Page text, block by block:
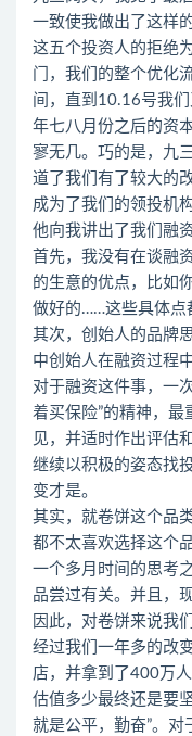
一致使我做出了这样
这五个投资人的拒绝
门，我们的整个优化
间，直到10.16号我
年七八月份之后的资
寥无几。巧的是，九
道了我们有了较大的
成为了我们的领投机
他向我讲出了我们融
首先，我没有在谈融
的生意的优点，比如
做好的……这些具体点
其次，创始人的品牌
中创始人在融资过程
对于融资这件事，一
着买保险”的精神，
见，并适时作出评估
继续以积极的姿态找
变才是。
其实，就卷饼这个品
都不太喜欢选择这个
一个多月时间的思考
品尝过有关。并且，
因此，对卷饼来说我
经过我们一年多的改
店，并拿到了400万
估值多少最终还是要
就是公平，勤奋”。